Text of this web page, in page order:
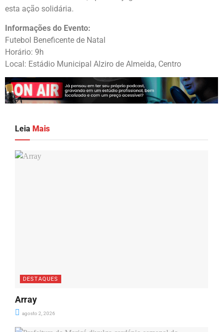
esta ação solidária.
Informações do Evento:
Futebol Beneficente de Natal
Horário: 9h
Local: Estádio Municipal Alziro de Almeida, Centro
Leia Mais
DESTAQUES
Array
agosto 2, 2026